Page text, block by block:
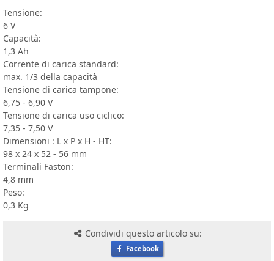
Tensione:
6 V
Capacità:
1,3 Ah
Corrente di carica standard:
max. 1/3 della capacità
Tensione di carica tampone:
6,75 - 6,90 V
Tensione di carica uso ciclico:
7,35 - 7,50 V
Dimensioni : L x P x H - HT:
98 x 24 x 52 - 56 mm
Terminali Faston:
4,8 mm
Peso:
0,3 Kg
Condividi questo articolo su:
Facebook